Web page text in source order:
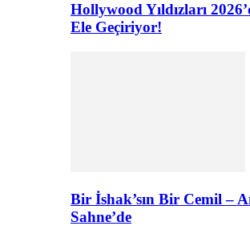
Hollywood Yıldızları
Ele Geçiriyor!
Bir İshak’sın Bir Cemil –
Sahne’de